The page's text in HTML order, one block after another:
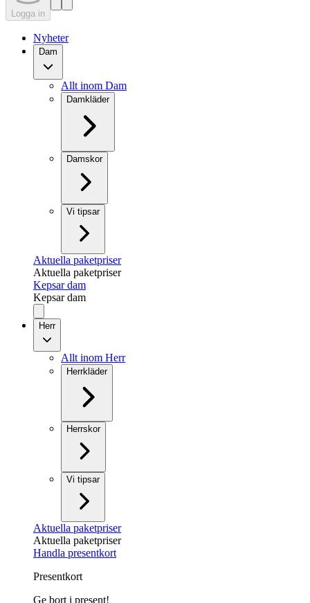
Logga in
Nyheter
Dam
Allt inom Dam
Damkläder
Damskor
Vi tipsar
Aktuella paketpriser
Aktuella paketpriser
Kepsar dam
Kepsar dam
Herr
Allt inom Herr
Herrkläder
Herrskor
Vi tipsar
Aktuella paketpriser
Aktuella paketpriser
Handla presentkort
Presentkort
Ge bort i present!